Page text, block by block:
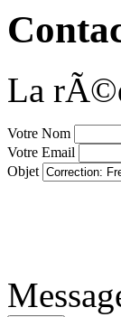
La
Votre Nom
Votre Email
Objet